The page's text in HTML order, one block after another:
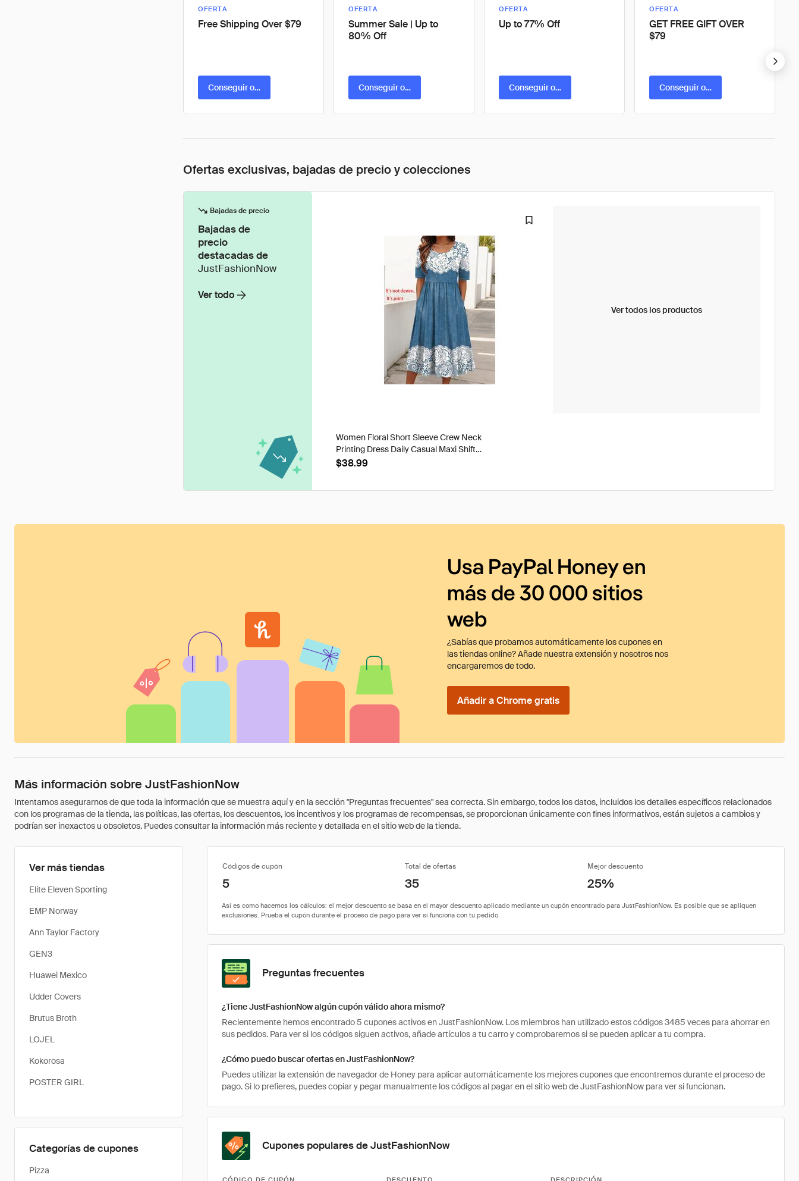
OFERTA
Free Shipping Over $79
Conseguir oferta
OFERTA
Summer Sale | Up to
80% Off
Conseguir oferta
OFERTA
Up to 77% Off
Conseguir oferta
OFERTA
GET FREE GIFT OVER
$79
Conseguir oferta
Ofertas exclusivas, bajadas de precio y colecciones
Bajadas de precio
Bajadas de
precio
destacadas de
JustFashionNow
Ver todo
Women Floral Short Sleeve Crew Neck
Printing Dress Daily Casual Maxi Shift
Dress H-Line Summer Dress
$38.99
Ver todos los productos
Usa PayPal Honey en
más de 30 000 sitios
web
¿Sabías que probamos automáticamente los cupones en
las tiendas online? Añade nuestra extensión y nosotros nos
encargaremos de todo.
Añadir a Chrome gratis
Más información sobre JustFashionNow
Intentamos asegurarnos de que toda la información que se muestra aquí y en la sección "Preguntas frecuentes" sea correcta. Sin embargo, todos los datos, incluidos los detalles específicos relacionados
con los programas de la tienda, las políticas, las ofertas, los descuentos, los incentivos y los programas de recompensas, se proporcionan únicamente con fines informativos, están sujetos a cambios y
podrían ser inexactos u obsoletos. Puedes consultar la información más reciente y detallada en el sitio web de la tienda.
Ver más tiendas
Elite Eleven Sporting
EMP Norway
Ann Taylor Factory
GEN3
Huawei Mexico
Udder Covers
Brutus Broth
LOJEL
Kokorosa
POSTER GIRL
Categorías de cupones
Pizza
Códigos de cupón Total de ofertas Mejor descuento
5 35 25%
Preguntas frecuentes
¿Tiene JustFashionNow algún cupón válido ahora mismo?
Recientemente hemos encontrado 5 cupones activos en JustFashionNow. Los miembros han utilizado estos códigos 3485 veces para ahorrar en
sus pedidos. Para ver si los códigos siguen activos, añade artículos a tu carro y comprobaremos si se pueden aplicar a tu compra.
¿Cómo puedo buscar ofertas en JustFashionNow?
Puedes utilizar la extensión de navegador de Honey para aplicar automáticamente los mejores cupones que encontremos durante el proceso de
pago. Si lo prefieres, puedes copiar y pegar manualmente los códigos al pagar en el sitio web de JustFashionNow para ver si funcionan.
Cupones populares de JustFashionNow